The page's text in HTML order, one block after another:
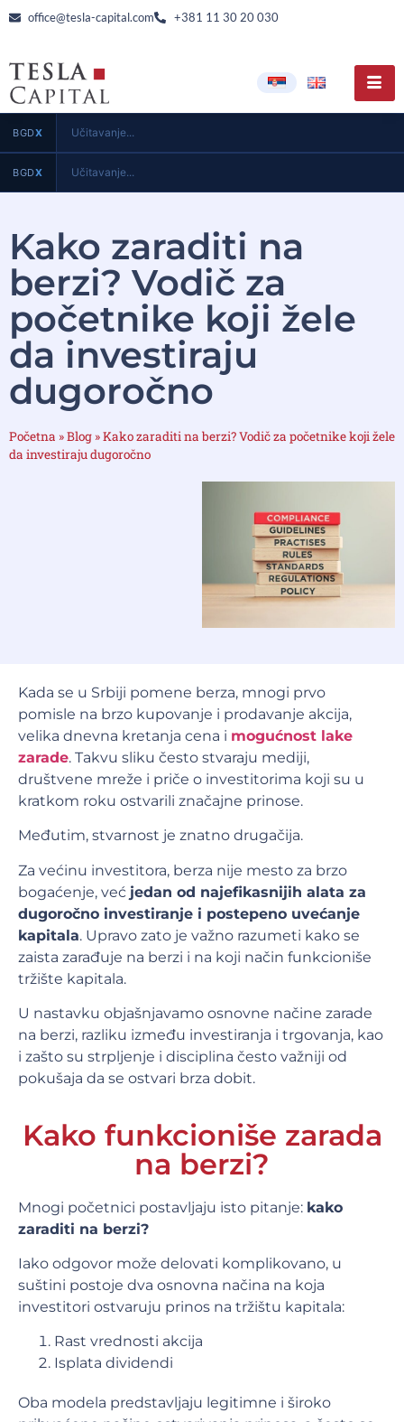
office@tesla-capital.com +381 11 30 20 030
BGDX Učitavanje...
BGDX Učitavanje...
Kako zaraditi na
berzi? Vodič za
početnike koji žele
da investiraju
dugoročno
Početna »Blog »Kako zaraditi na berzi? Vodič za početnike koji žele
da investiraju dugoročno
Kada se u Srbiji pomene berza, mnogi prvo
pomisle na brzo kupovanje i prodavanje akcija,
velika dnevna kretanja cena i mogućnost lake
zarade. Takvu sliku često stvaraju mediji,
društvene mreže i priče o investitorima koji su u
kratkom roku ostvarili značajne prinose.
Međutim, stvarnost je znatno drugačija.
Za većinu investitora, berza nije mesto za brzo
bogaćenje, već jedan od najefikasnijih alata za
dugoročno investiranje i postepeno uvećanje
kapitala. Upravo zato je važno razumeti kako se
zaista zarađuje na berzi i na koji način funkcioniše
tržište kapitala.
U nastavku objašnjavamo osnovne načine zarade
na berzi, razliku između investiranja i trgovanja, kao
i zašto su strpljenje i disciplina često važniji od
pokušaja da se ostvari brza dobit.
Kako funkcioniše zarada
na berzi?
Mnogi početnici postavljaju isto pitanje: kako
zaraditi na berzi?
Iako odgovor može delovati komplikovano, u
suštini postoje dva osnovna načina na koja
investitori ostvaruju prinos na tržištu kapitala:
Rast vrednosti akcija
Isplata dividendi
Oba modela predstavljaju legitimne i široko